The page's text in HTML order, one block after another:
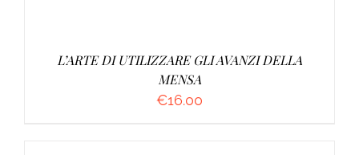
L’ARTE DI UTILIZZARE GLI AVANZI DELLA
MENSA
€16.00